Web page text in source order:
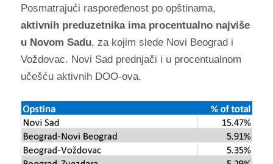
Posmatrajući raspoređenost po opštinama,
aktivnih preduzetnika ima procentualno najviše
u Novom Sadu, za kojim slede Novi Beograd i
Voždovac. Novi Sad prednjači i u procentualnom
učešću aktivnih DOO-ova.